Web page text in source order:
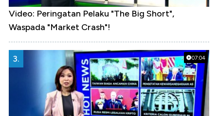
Video: Peringatan Pelaku "The Big Short",
Waspada "Market Crash"!
07:04
3.